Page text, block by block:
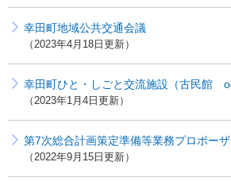
幸田町地域公共交通会議
2023年4月18日更新
幸田町ひと・しごと交流施設（古民館
2023年1月4日更新
第7次総合計画策定準備等業務プロポー
2022年9月15日更新